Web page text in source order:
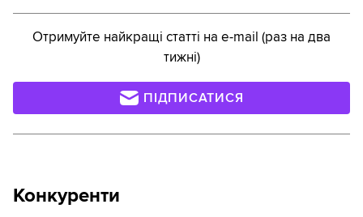
Отримуйте найкращі статті на e-mail (раз на два
тижні)
ПІДПИСАТИСЯ
Конкуренти